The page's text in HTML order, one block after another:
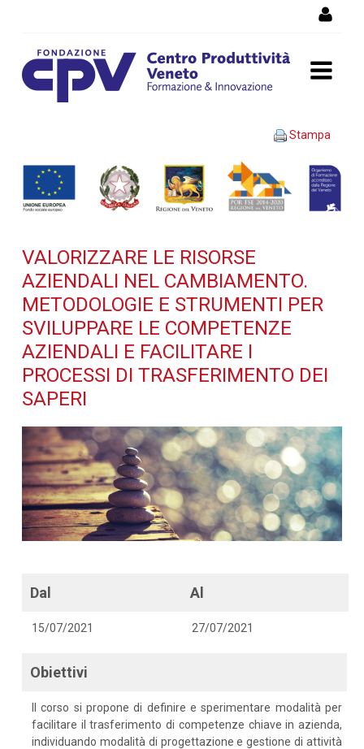
VALORIZZARE LE RISORSE
AZIENDALI NEL
CAMBIAMENTO.
per sviluppare le
competenze aziendali e
facilitare i processi di
trasferimento dei saperi -
Dettaglio corso di
formazione
Stampa
VALORIZZARE LE RISORSE
AZIENDALI NEL CAMBIAMENTO.
METODOLOGIE E STRUMENTI PER
SVILUPPARE LE COMPETENZE
AZIENDALI E FACILITARE I
PROCESSI DI TRASFERIMENTO DEI
SAPERI
Dal
15/07/2021
Al
27/07/2021
Obiettivi
Il corso si propone di definire e sperimentare modalità per
facilitare il trasferimento di competenze chiave in azienda,
individuando modalità di progettazione e gestione di attività